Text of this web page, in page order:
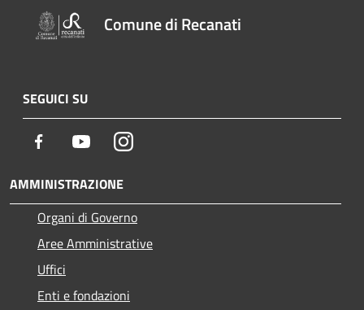
Comune di Recanati
SEGUICI SU
Facebook YoutubeInstagram
AMMINISTRAZIONE
Organi di Governo
Aree Amministrative
Uffici
Enti e fondazioni